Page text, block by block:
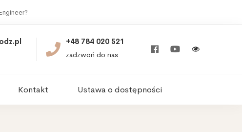
+48 784 020 521
zadzwoń do nas
Kontakt Ustawa o dostępności